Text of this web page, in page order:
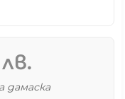
дамаска